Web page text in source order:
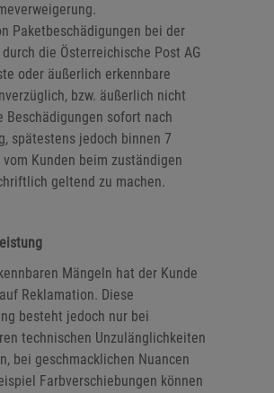
Paketbeschädigungen bei der
die Österreichische Post AG
oder äußerlich erkennbare
bzw. äußerlich nicht
Beschädigungen sofort nach
spätestens jedoch binnen 7
Kunden beim zuständigen
geltend zu machen.
Mängeln hat der Kunde
Reklamation. Diese
besteht jedoch nur bei
technischen Unzulänglichkeiten
bei geschmacklichen Nuancen
Farbverschiebungen können